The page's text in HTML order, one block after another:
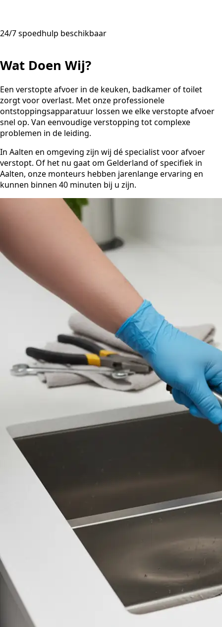
24/7 spoedhulp beschikbaar
Wat Doen Wij?
Een verstopte afvoer in de keuken, badkamer of toilet
zorgt voor overlast. Met onze professionele
ontstoppingsapparatuur lossen we elke verstopte afvoer
snel op. Van eenvoudige verstopping tot complexe
problemen in de leiding.
In Aalten en omgeving zijn wij dé specialist voor afvoer
verstopt. Of het nu gaat om Gelderland of specifiek in
Aalten, onze monteurs hebben jarenlange ervaring en
kunnen binnen 40 minuten bij u zijn.